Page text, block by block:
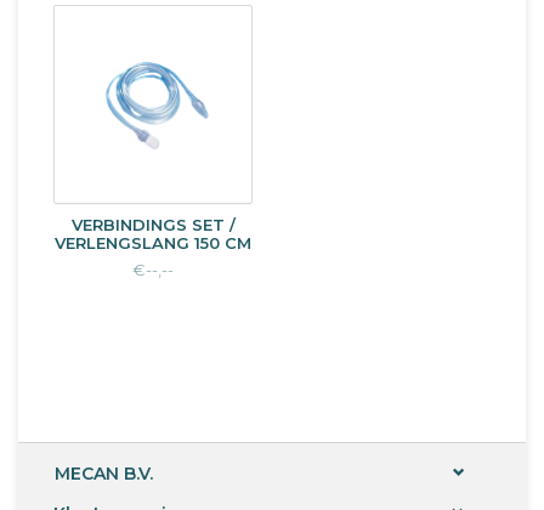
VERBINDINGS SET /
VERLENGSLANG 150 CM
€--,--
MECAN B.V.